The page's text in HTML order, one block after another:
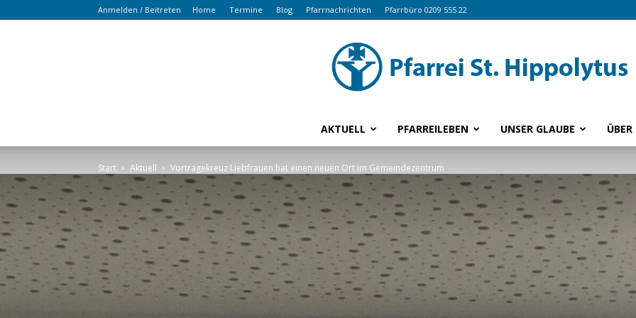
Anmelden / Beitreten Home Termine Blog Pfarrnachrichten Pfarrbüro 0209 555 22
www.hippolytus.de
AKTUELL PFARREILEBEN UNSER GLAUBE ÜBER
Start Aktuell Vortragekreuz Liebfrauen hat einen neuen Ort im Gemeindezentrum